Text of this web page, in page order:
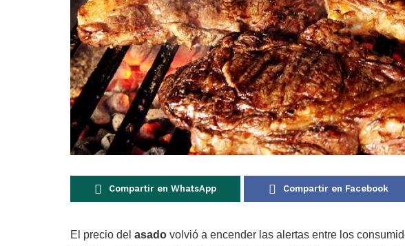
Compartir en WhatsApp Compartir en Facebook
El precio del asado volvió a encender las alertas entre los